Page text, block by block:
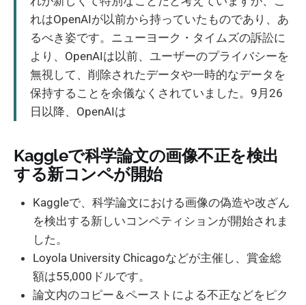
れはOpenAIが以前から持っていたものであり、あ
るべき姿です。ニューヨーク・タイムズの訴訟に
より、OpenAIは以前、ユーザーのプライバシーを
無視して、削除されたデータや一時的なデータを
保持することを余儀なくされていました。9月26
日以降、OpenAIは
Kaggleで科学論文の画像不正を検出
する新コンペが開始
Kaggleで、科学論文における画像の偽造や改ざん
を検出する新しいコンペティションが開始されま
した。
Loyola University Chicagoなどが主催し、賞金総
額は55,000ドルです。
論文内のコピー＆ペーストによる不正などをピク